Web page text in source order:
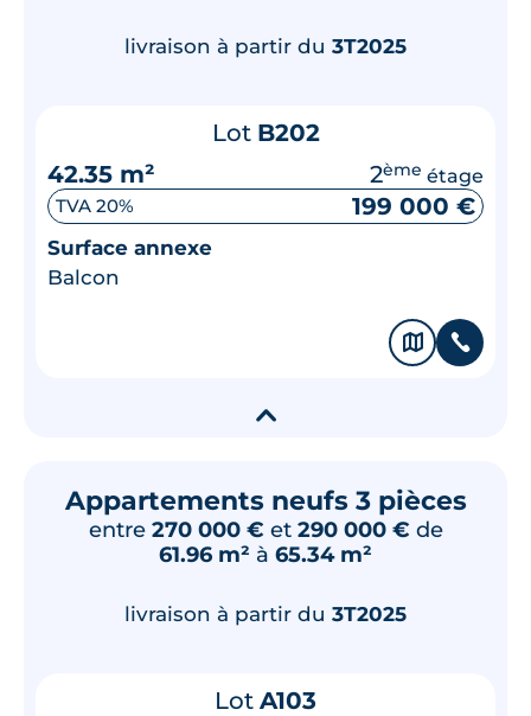
livraison à partir du 3T2025
Lot B202
42.35 m²
2ème étage
TVA 20% 199 000 €
Surface annexe
Balcon
🗞 📞
▾
Appartements neufs 3 pièces
entre 270 000 € et 290 000 € de
61.96 m² à 65.34 m²
livraison à partir du 3T2025
Lot A103